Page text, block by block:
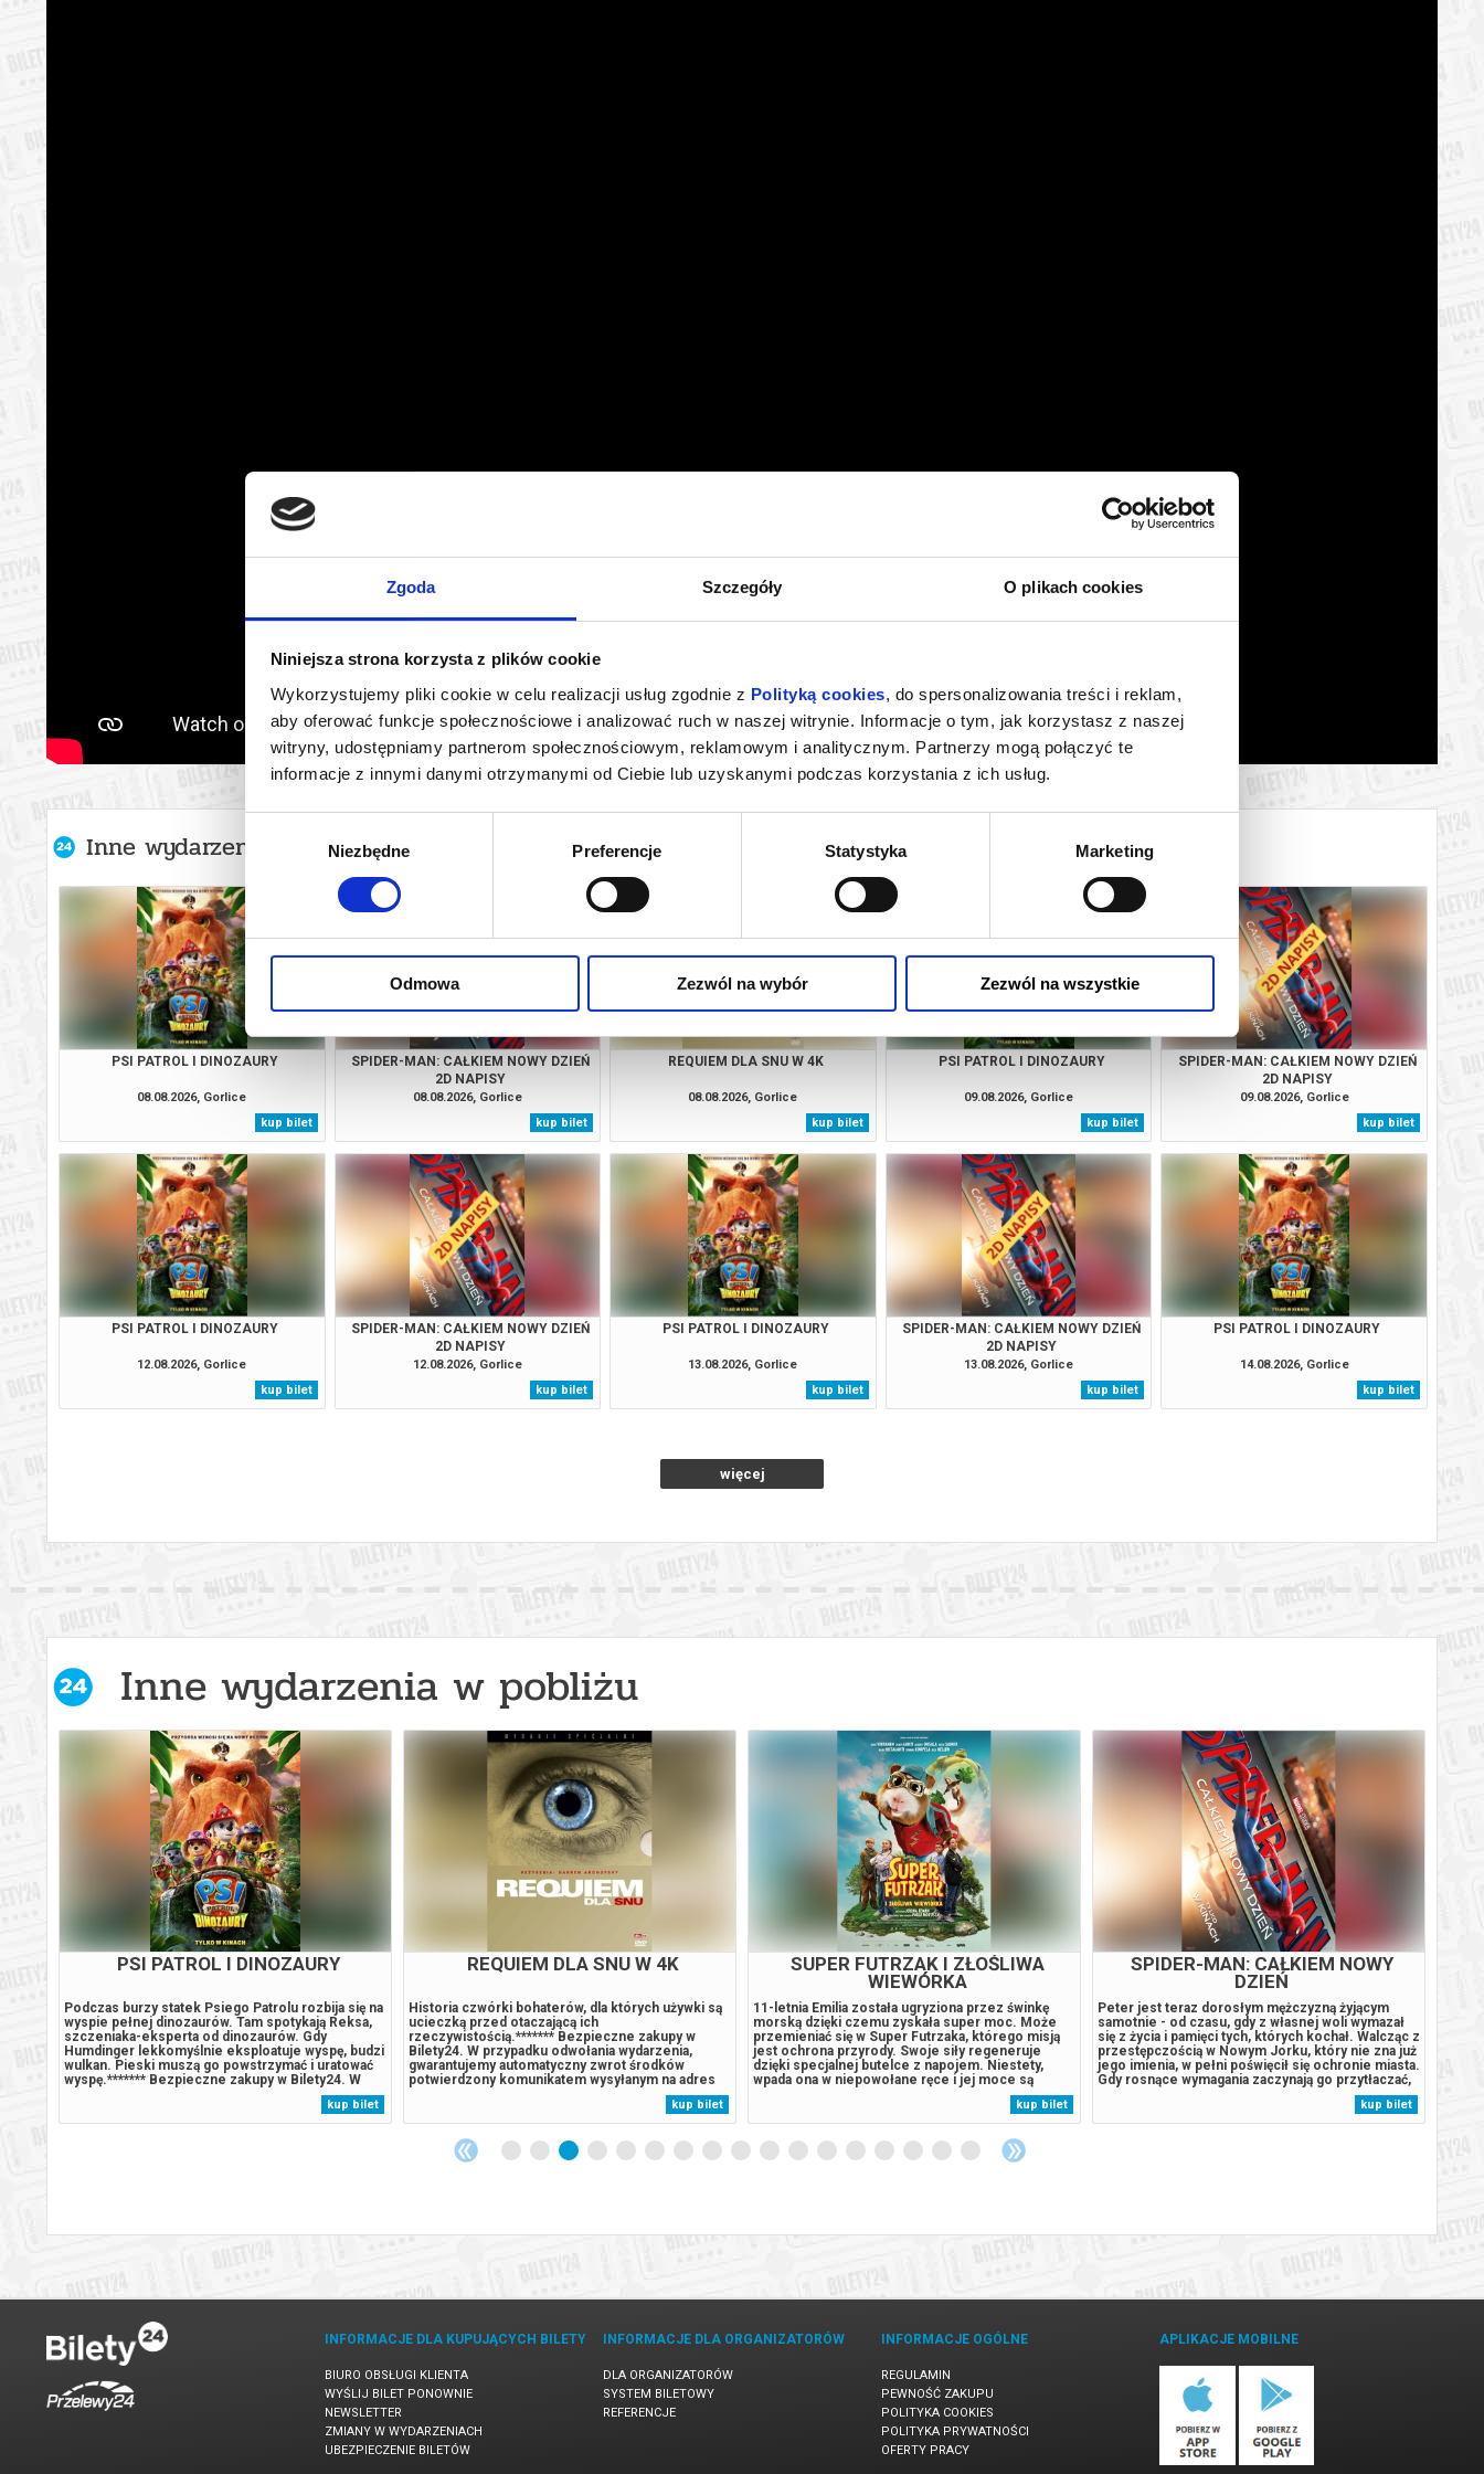
Zgoda Szczegóły O plikach cookies
Niniejsza strona korzysta z plików cookie
Wykorzystujemy pliki cookie w celu realizacji usług zgodnie z Polityką cookies, do spersonalizowania treści i reklam,
aby oferować funkcje społecznościowe i analizować ruch w naszej witrynie. Informacje o tym, jak korzystasz z naszej
witryny, udostępniamy partnerom społecznościowym, reklamowym i analitycznym. Partnerzy mogą połączyć te
informacje z innymi danymi otrzymanymi od Ciebie lub uzyskanymi podczas korzystania z ich usług.
zgody
Niezbędne Preferencje Statystyka Marketing
Odmowa Zezwól na wybór Zezwól na wszystkie
Inne wydarzenia organizatora
PSI PATROL I DINOZAURY
08.08.2026, Gorlice
kup bilet
SPIDER-MAN: CAŁKIEM NOWY DZIEŃ
2D NAPISY
08.08.2026, Gorlice
kup bilet
REQUIEM DLA SNU W 4K
08.08.2026, Gorlice
kup bilet
PSI PATROL I DINOZAURY
09.08.2026, Gorlice
kup bilet
SPIDER-MAN: CAŁKIEM NOWY DZIEŃ
2D NAPISY
09.08.2026, Gorlice
kup bilet
PSI PATROL I DINOZAURY
12.08.2026, Gorlice
kup bilet
SPIDER-MAN: CAŁKIEM NOWY DZIEŃ
2D NAPISY
12.08.2026, Gorlice
kup bilet
PSI PATROL I DINOZAURY
13.08.2026, Gorlice
kup bilet
SPIDER-MAN: CAŁKIEM NOWY DZIEŃ
2D NAPISY
13.08.2026, Gorlice
kup bilet
PSI PATROL I DINOZAURY
14.08.2026, Gorlice
kup bilet
więcej
Inne wydarzenia w pobliżu
PSI PATROL I DINOZAURY
Podczas burzy statek Psiego Patrolu rozbija się na
wyspie pełnej dinozaurów. Tam spotykają Reksa,
szczeniaka-eksperta od dinozaurów. Gdy
Humdinger lekkomyślnie eksploatuje wyspę, budzi
wulkan. Pieski muszą go powstrzymać i uratować
wyspę.******* Bezpieczne zakupy w Bilety24. W
przypadku odwołania wydarzenia, gwarantujemy
automatyczny zwrot środków potwierdzony
komunikatem wysyłanym na adres...
kup bilet
REQUIEM DLA SNU W 4K
Historia czwórki bohaterów, dla których używki są
ucieczką przed otaczającą ich
rzeczywistością.******* Bezpieczne zakupy w
Bilety24. W przypadku odwołania wydarzenia,
gwarantujemy automatyczny zwrot środków
potwierdzony komunikatem wysyłanym na adres
kup bilet
SUPER FUTRZAK I ZŁOŚLIWA
WIEWÓRKA
11-letnia Emilia została ugryziona przez świnkę
morską dzięki czemu zyskała super moc. Może
przemieniać się w Super Futrzaka, którego misją
jest ochrona przyrody. Swoje siły regeneruje
dzięki specjalnej butelce z napojem. Niestety,
wpada ona w niepowołane ręce i jej moce są
zagrożone. Emilia będzie musiała nauczyć się
sobie radzić bez magii. Szybko przekona się, że
każdy może być superbohaterem. Oryginalny...
kup bilet
SPIDER-MAN: CAŁKIEM NOWY
DZIEŃ
Peter jest teraz dorosłym mężczyzną żyjącym
samotnie - od czasu, gdy z własnej woli wymazał
się z życia i pamięci tych, których kochał. Walcząc z
przestępczością w Nowym Jorku, który nie zna już
jego imienia, w pełni poświęcił się ochronie miasta.
Gdy rosnące wymagania zaczynają go przytłaczać,
presja wywołuje zaskakującą fizyczną przemianę,
która zagraża jego istnieniu, podczas gdy nowy,
niepokojący...
kup bilet
INFORMACJE DLA KUPUJĄCYCH BILETY
BIURO OBSŁUGI KLIENTA
WYŚLIJ BILET PONOWNIE
NEWSLETTER
ZMIANY W WYDARZENIACH
UBEZPIECZENIE BILETÓW
INFORMACJE DLA ORGANIZATORÓW
DLA ORGANIZATORÓW
SYSTEM BILETOWY
REFERENCJE
INFORMACJE OGÓLNE
REGULAMIN
PEWNOŚĆ ZAKUPU
POLITYKA COOKIES
POLITYKA PRYWATNOŚCI
OFERTY PRACY
APLIKACJE MOBILNE